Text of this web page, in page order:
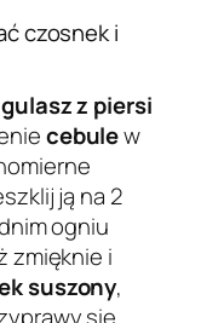
czosnek i
z piersi
cebulew
ją na 2
ogniu
zmięknie i
suszony,